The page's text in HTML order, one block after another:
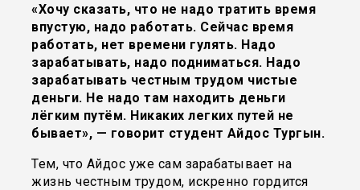
«Хочу сказать, что не надо тратить время
впустую, надо работать. Сейчас время
работать, нет времени гулять. Надо
зарабатывать, надо подниматься. Надо
зарабатывать честным трудом чистые
деньги. Не надо там находить деньги
лёгким путём. Никаких легких путей не
бывает», — говорит студент Айдос Тургын.
Тем, что Айдос уже сам зарабатывает на
жизнь честным трудом, искренно гордится